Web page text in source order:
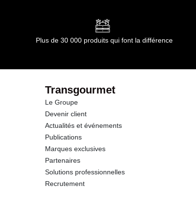
Protéines
Sel
Plus de 30 000 produits qui font la différence
Transgourmet
Le Groupe
Devenir client
Actualités et événements
Publications
Marques exclusives
Partenaires
Solutions professionnelles
Recrutement